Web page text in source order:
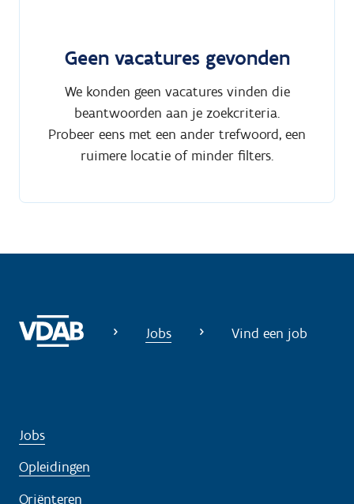
Geen vacatures gevonden
We konden geen vacatures vinden die
beantwoorden aan je zoekcriteria.
Probeer eens met een ander trefwoord, een
ruimere locatie of minder filters.
Jobs Vind een job
Jobs
Opleidingen
Oriënteren